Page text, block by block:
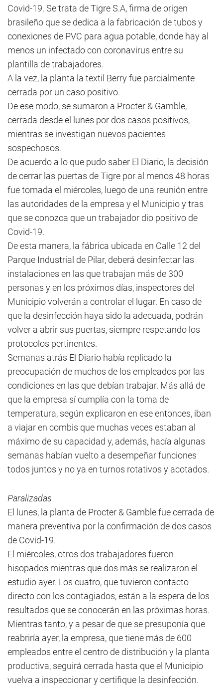
Covid-19. Se trata de Tigre S.A, firma de origen
brasileño que se dedica a la fabricación de tubos y
conexiones de PVC para agua potable, donde hay al
menos un infectado con coronavirus entre su
plantilla de trabajadores.
A la vez, la planta la textil Berry fue parcialmente
cerrada por un caso positivo.
De ese modo, se sumaron a Procter & Gamble,
cerrada desde el lunes por dos casos positivos,
mientras se investigan nuevos pacientes
sospechosos.
De acuerdo a lo que pudo saber El Diario, la decisión
de cerrar las puertas de Tigre por al menos 48 horas
fue tomada el miércoles, luego de una reunión entre
las autoridades de la empresa y el Municipio y tras
que se conozca que un trabajador dio positivo de
Covid-19.
De esta manera, la fábrica ubicada en Calle 12 del
Parque Industrial de Pilar, deberá desinfectar las
instalaciones en las que trabajan más de 300
personas y en los próximos días, inspectores del
Municipio volverán a controlar el lugar. En caso de
que la desinfección haya sido la adecuada, podrán
volver a abrir sus puertas, siempre respetando los
protocolos pertinentes.
Semanas atrás El Diario había replicado la
preocupación de muchos de los empleados por las
condiciones en las que debían trabajar. Más allá de
que la empresa sí cumplía con la toma de
temperatura, según explicaron en ese entonces, iban
a viajar en combis que muchas veces estaban al
máximo de su capacidad y, además, hacía algunas
semanas habían vuelto a desempeñar funciones
todos juntos y no ya en turnos rotativos y acotados.
Paralizadas
El lunes, la planta de Procter & Gamble fue cerrada de
manera preventiva por la confirmación de dos casos
de Covid-19.
El miércoles, otros dos trabajadores fueron
hisopados mientras que dos más se realizaron el
estudio ayer. Los cuatro, que tuvieron contacto
directo con los contagiados, están a la espera de los
resultados que se conocerán en las próximas horas.
Mientras tanto, y a pesar de que se presuponía que
reabriría ayer, la empresa, que tiene más de 600
empleados entre el centro de distribución y la planta
productiva, seguirá cerrada hasta que el Municipio
vuelva a inspeccionar y certifique la desinfección.